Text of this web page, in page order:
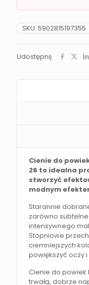
SKU: 5902815197355
Udostępnij
Cienie do
26 to idealna
stworzyć
modnym
Starannie
zarówno
intensywnego
Stopniowe
ciemniejszych
powiększyć oczy
Cienie do powiek
trwałą, dobrze